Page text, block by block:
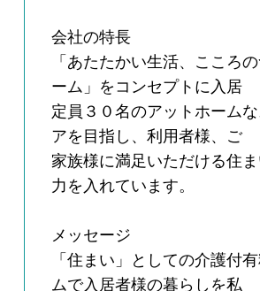
会社の特長
「あたたかい生活、こころ
ーム」をコンセプトに入居
定員３０名のアットホーム
アを目指し、利用者様、ご
家族様に満足いただける住
力を入れています。
メッセージ
「住まい」としての介護付
ムで入居者様の暮らしを私